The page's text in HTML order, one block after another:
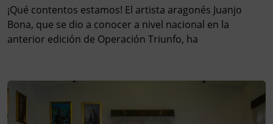
¡Qué contentos estamos! El artista aragonés Juanjo
Bona, que se dio a conocer a nivel nacional en la
anterior edición de Operación Triunfo, ha